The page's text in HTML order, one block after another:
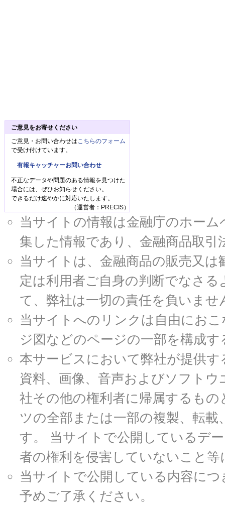
ご意見をお寄せください
ご意見・お問い合わせは こちらのフォーム
で受け付けています。
有報キャッチャーお問い合わせ
不正なデータや問題のある情報を見つけた
場合には、ぜひお知らせください。
できるだけ速やかに対応いたします。
（運営者：PRECIS）
当サイトの情報は金融庁のホー
集した情報であり、金融商品取
当サイトは、金融商品の販売又
定は利用者ご自身の判断でなさ
て、弊社は一切の責任を負いませ
当サイトへのリンクは自由にお
ジ図などのページの一部を構成
本サービスにおいて弊社が提供
資料、画像、音声およびソフト
社その他の権利者に帰属するも
ツの全部または一部の複製、転
す。 当サイトで公開しているデ
者の権利を侵害していないこと
当サイトで公開している内容に
予めご了承ください。